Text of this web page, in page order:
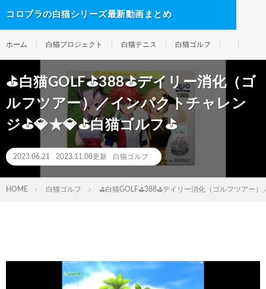
コロプラの白猫シリーズ最新動画まとめ
ホーム 白猫プロジェクト 白猫テニス 白猫ゴルフ
⛳白猫GOLF⛳388⛳デイリー消化（ゴ
ルフツアー）／インパクトチャレン
ジ⛳💎★💎⛳白猫ゴルフ⛳
2023.06.21 2023.11.08更新 白猫ゴルフ
HOME 白猫ゴルフ ⛳白猫GOLF⛳388⛳デイリー消化（ゴルフツアー